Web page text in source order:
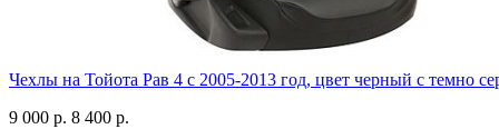
Чехлы на Тойота Рав 4 с 2005-2013 год, цвет черный с темно
9 000 р. 8 400 р.